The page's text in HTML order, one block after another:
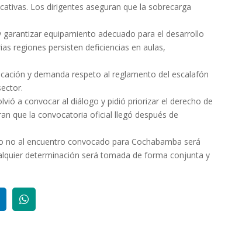
Los dirigentes aseguran que la sobrecarga
equipamiento adecuado para el desarrollo
regiones persisten deficiencias en aulas,
y demanda respeto al reglamento del escalafón
a convocar al diálogo y pidió priorizar el derecho de
que la convocatoria oficial llegó después de
no al encuentro convocado para Cochabamba será
determinación será tomada de forma conjunta y